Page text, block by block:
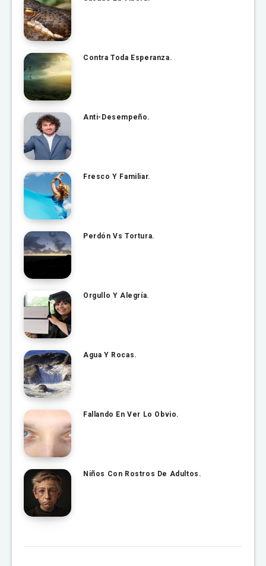
Contra Toda Esperanza.
Anti-Desempeño.
Fresco Y Familiar.
Perdón Vs Tortura.
Orgullo Y Alegría.
Agua Y Rocas.
Fallando En Ver Lo Obvio.
Niños Con Rostros De Adultos.